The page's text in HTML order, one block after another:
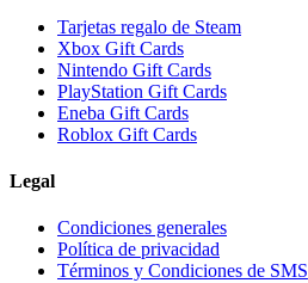
Tarjetas regalo de Steam
Xbox Gift Cards
Nintendo Gift Cards
PlayStation Gift Cards
Eneba Gift Cards
Roblox Gift Cards
Legal
Condiciones generales
Política de privacidad
Términos y Condiciones de SMS